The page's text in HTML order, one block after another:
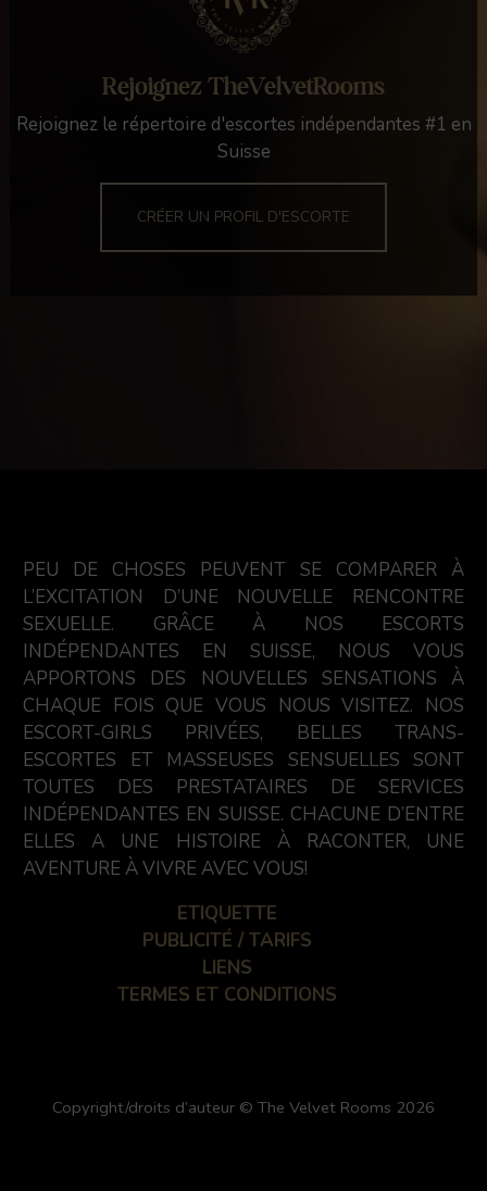
Rejoignez TheVelvetRooms
Rejoignez le répertoire d'escortes indépendantes #1 en
Suisse
CRÉER UN PROFIL D'ESCORTE
PEU DE CHOSES PEUVENT SE COMPARER À
L’EXCITATION D’UNE NOUVELLE RENCONTRE
SEXUELLE. GRÂCE À NOS ESCORTS
INDÉPENDANTES EN SUISSE, NOUS VOUS
APPORTONS DES NOUVELLES SENSATIONS À
CHAQUE FOIS QUE VOUS NOUS VISITEZ. NOS
ESCORT-GIRLS PRIVÉES, BELLES TRANS-
ESCORTES ET MASSEUSES SENSUELLES SONT
TOUTES DES PRESTATAIRES DE SERVICES
INDÉPENDANTES EN SUISSE. CHACUNE D’ENTRE
ELLES A UNE HISTOIRE À RACONTER, UNE
AVENTURE À VIVRE AVEC VOUS!
ETIQUETTE
PUBLICITÉ / TARIFS
LIENS
TERMES ET CONDITIONS
Copyright/droits d’auteur © The Velvet Rooms 2026